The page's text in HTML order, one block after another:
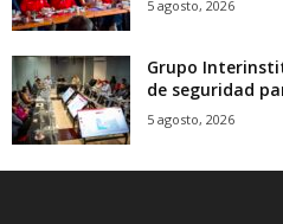
5 agosto, 2026
Grupo
de seguridad
5 agosto, 2026